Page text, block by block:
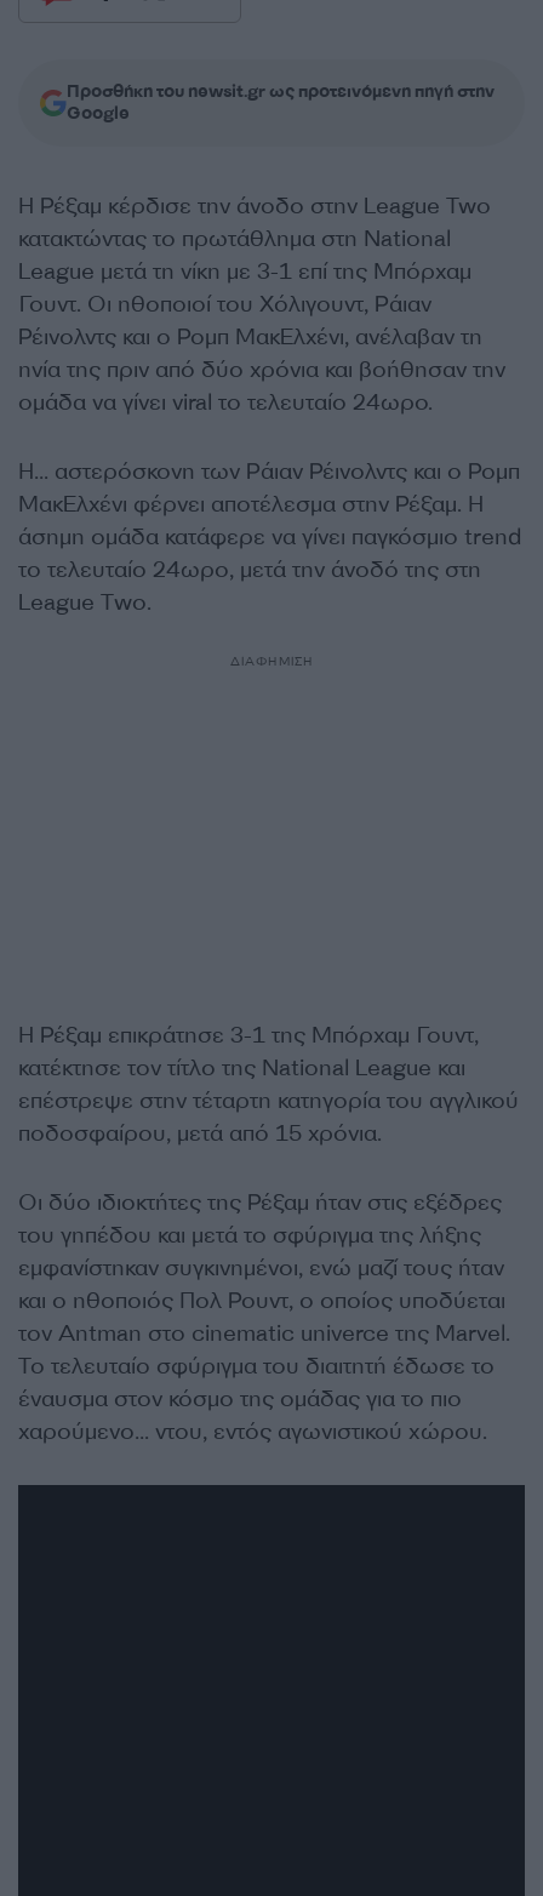
Προσθήκη του newsit.gr ως προτεινόμενη πηγή στην
Google
Η Ρέξαμ κέρδισε την άνοδο στην League Two
κατακτώντας το πρωτάθλημα στη National
League μετά τη νίκη με 3-1 επί της Μπόρχαμ
Γουντ. Οι ηθοποιοί του Χόλιγουντ, Ράιαν
Ρέινολντς και ο Ρομπ ΜακΕλχένι, ανέλαβαν τη
ηνία της πριν από δύο χρόνια και βοήθησαν την
ομάδα να γίνει viral το τελευταίο 24ωρο.
Η… αστερόσκονη των Ράιαν Ρέινολντς και ο Ρομπ
ΜακΕλχένι φέρνει αποτέλεσμα στην Ρέξαμ. Η
άσημη ομάδα κατάφερε να γίνει παγκόσμιο trend
το τελευταίο 24ωρο, μετά την άνοδό της στη
League Τwo.
ΔΙΑΦΗΜΙΣΗ
Η Ρέξαμ επικράτησε 3-1 της Μπόρχαμ Γουντ,
κατέκτησε τον τίτλο της National League και
επέστρεψε στην τέταρτη κατηγορία του αγγλικού
ποδοσφαίρου, μετά από 15 χρόνια.
Οι δύο ιδιοκτήτες της Ρέξαμ ήταν στις εξέδρες
του γηπέδου και μετά το σφύριγμα της λήξης
εμφανίστηκαν συγκινημένοι, ενώ μαζί τους ήταν
και ο ηθοποιός Πολ Ρουντ, ο οποίος υποδύεται
τον Antman στο cinematic univerce της Marvel.
Το τελευταίο σφύριγμα του διαιτητή έδωσε το
έναυσμα στον κόσμο της ομάδας για το πιο
χαρούμενο… ντου, εντός αγωνιστικού χώρου.